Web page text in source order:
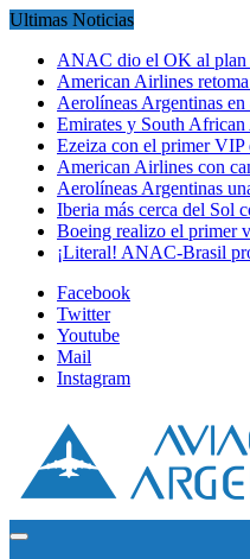
Ultimas Noticias
ANAC dio el OK al plan
American Airlines
Aerolíneas Argentinas
Emirates y South
Ezeiza con el primer
American Airlines con
Aerolíneas Argentinas
Iberia más cerca del Sol
Boeing realizo el primer
¡Literal! ANAC-Brasil
Facebook
Twitter
Youtube
Mail
Instagram